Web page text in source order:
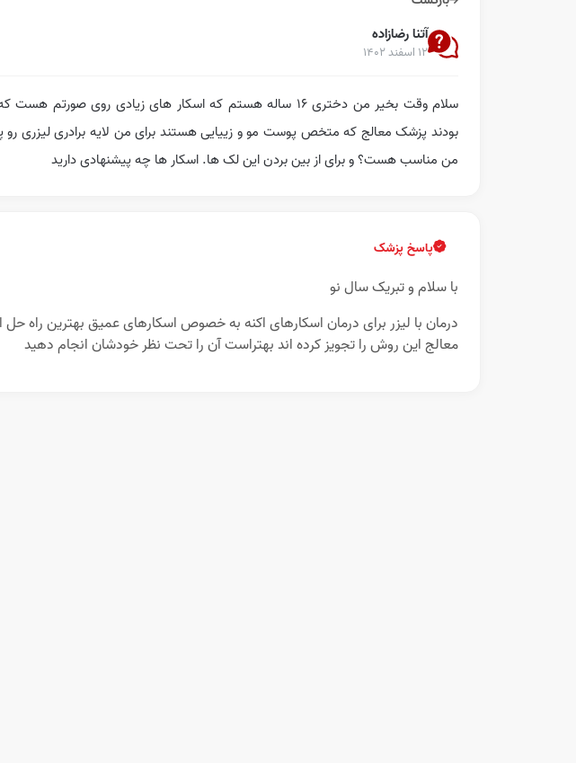
آتنا رضازاده
۱۲ اسفند ۱۴۰۲
سلام وقت بخیر من دختری ۱۶ ساله هستم که اسکار های زیادی روی
بودند پزشک معالج که متخص پوست مو و زییایی هستند برای من لایه برادری لیزری رو
من مناسب هست؟ و برای از بین بردن این لک ها. اسکار ها چه پیشنهادی دارید
پاسخ پزشک
با سلام و تبریک سال نو
درمان با لیزر برای درمان اسکارهای اکنه به خصوص اسکارهای عمیق بهترین راه
معالج این روش را تجویز کرده اند بهتراست آن را تحت نظر خودشان انجام دهید